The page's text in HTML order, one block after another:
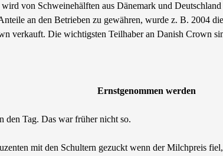
von Schweinehälften aus Dänemark und
an den Betrieben zu gewähren, wurde z. B. 2004
verkauft. Die wichtigsten Teilhaber an Danish Crown
Ernstgenommen werden
den Tag. Das war früher nicht so.
mit den Schultern gezuckt wenn der Milchpreis